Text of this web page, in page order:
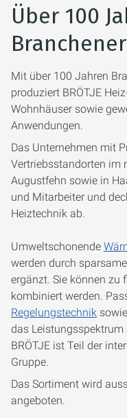
Über 100
Mit über 100 Jahren
produziert BRÖTJE
Wohnhäuser sowie
Anwendungen.
Das Unternehmen mit
Vertriebsstandorten im
Augustfehn sowie in
und Mitarbeiter und
Heiztechnik ab.
Umweltschonende
werden durch sparsame
ergänzt. Sie können zu
kombiniert werden.
Regelungstechnik
das Leistungsspektrum
BRÖTJE ist Teil der
Gruppe.
Das Sortiment wird
angeboten.